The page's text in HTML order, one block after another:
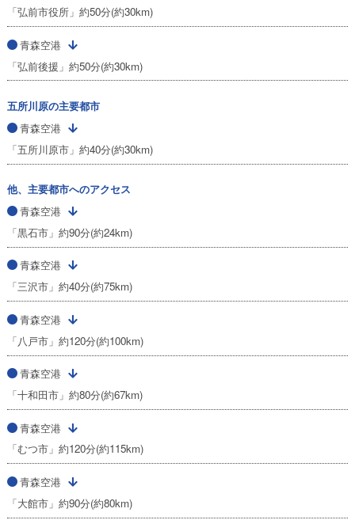
「弘前市役所」約50分(約30km)
青森空港
「弘前後援」約50分(約30km)
五所川原の主要都市
青森空港
「五所川原市」約40分(約30km)
他、主要都市へのアクセス
青森空港
「黒石市」約90分(約24km)
青森空港
「三沢市」約40分(約75km)
青森空港
「八戸市」約120分(約100km)
青森空港
「十和田市」約80分(約67km)
青森空港
「むつ市」約120分(約115km)
青森空港
「大館市」約90分(約80km)